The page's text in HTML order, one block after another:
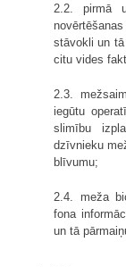
2.2. pirmā
stāvokli un tā
citu vides
2.3.
iegūtu
slimību
dzīvnieku
blīvumu;
2.4. meža
fona
un tā